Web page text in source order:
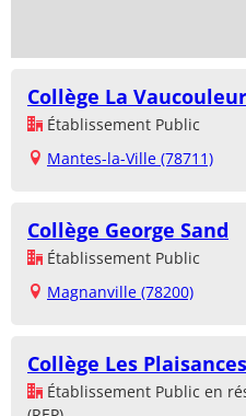
Collège La
Établissement Public
Mantes-la-Ville (78711)
Collège George Sand
Établissement Public
Magnanville (78200)
Collège Les Plaisances
Établissement Public en